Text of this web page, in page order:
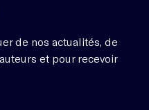
de nos actualités, de
et pour recevoir